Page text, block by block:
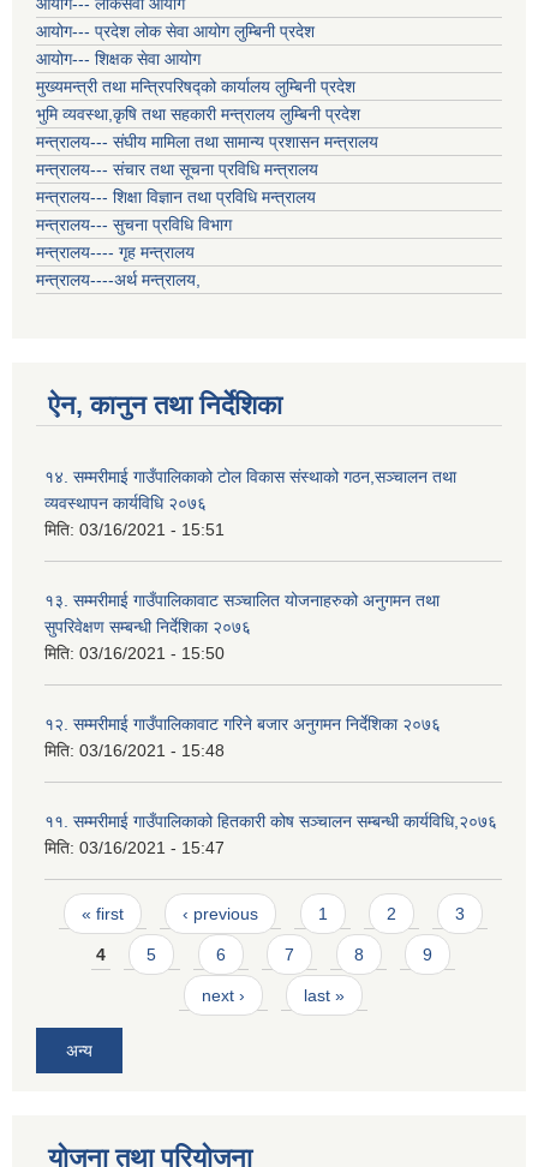
आयोग--- लोकसेवा आयोग
आयोग--- प्रदेश लोक सेवा आयोग लुम्बिनी प्रदेश
आयोग--- शिक्षक सेवा आयोग
मुख्यमन्त्री तथा मन्त्रिपरिषद्को कार्यालय लुम्बिनी प्रदेश
भुमि व्यवस्था,कृषि तथा सहकारी मन्त्रालय लुम्बिनी प्रदेश
मन्त्रालय--- संघीय मामिला तथा सामान्य प्रशासन मन्त्रालय
मन्त्रालय--- संचार तथा सूचना प्रविधि मन्त्रालय
मन्त्रालय--- शिक्षा विज्ञान तथा प्रविधि मन्त्रालय
मन्त्रालय--- सुचना प्रविधि विभाग
मन्त्रालय---- गृह मन्त्रालय
मन्त्रालय----अर्थ मन्त्रालय,
ऐन, कानुन तथा निर्देशिका
१४. सम्मरीमाई गाउँपालिकाको टोल विकास संस्थाको गठन,सञ्चालन तथा
व्यवस्थापन कार्यविधि २०७६
मिति: 03/16/2021 - 15:51
१३. सम्मरीमाई गाउँपालिकावाट सञ्चालित योजनाहरुको अनुगमन तथा
सुपरिवेक्षण सम्बन्धी निर्देशिका २०७६
मिति: 03/16/2021 - 15:50
१२. सम्मरीमाई गाउँपालिकावाट गरिने बजार अनुगमन निर्देशिका २०७६
मिति: 03/16/2021 - 15:48
११. सम्मरीमाई गाउँपालिकाको हितकारी कोष सञ्चालन सम्बन्धी कार्यविधि,२०७६
मिति: 03/16/2021 - 15:47
Pages
« first ‹ previous 1 2 3
4 5 6 7 8 9
next › last »
अन्य
योजना तथा परियोजना